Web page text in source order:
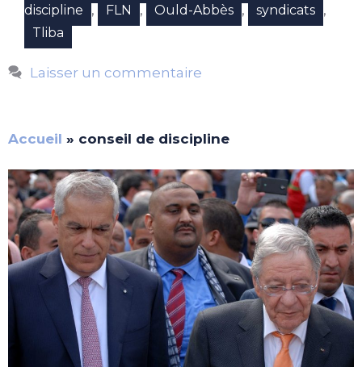
discipline
, FLN , Ould-Abbès , syndicats ,
Tliba
Laisser un commentaire
Accueil » conseil de discipline